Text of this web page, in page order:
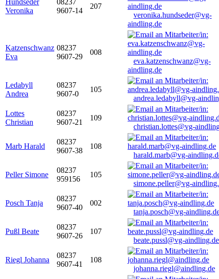
Hundseder
Veronika
08237
9607-14
207
veronika.hundseder@vg-
aindling.de
Katzenschwanz
Eva
08237
9607-29
008
eva.katzenschwanz@vg-
aindling.de
Ledabyll
Andrea
08237
9607-0
105
andrea.ledabyll@vg-
Lottes
Christian
08237
9607-21
109
christian.lottes@vg-
Marb Harald
08237
9607-38
108
harald.marb@vg-
Peller Simone
08237
959156
105
simone.peller@vg-
Posch Tanja
08237
9607-40
002
tanja.posch@vg-
Pußl Beate
08237
9607-26
107
beate.pussl@vg-aindling.de
Riegl Johanna
08237
9607-41
108
johanna.riegl@aindling.de